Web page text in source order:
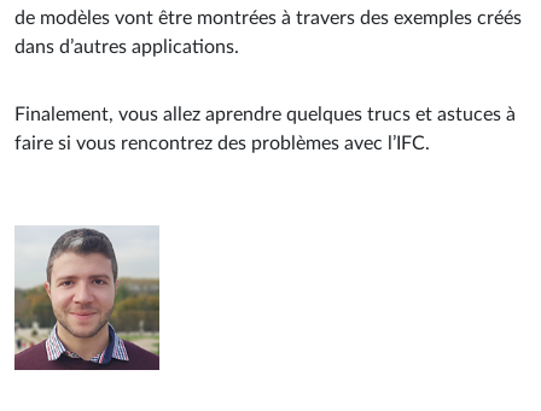
de modèles vont être montrées à travers des exemples créés
dans d’autres applications.
Finalement, vous allez aprendre quelques trucs et astuces à
faire si vous rencontrez des problèmes avec l’IFC.